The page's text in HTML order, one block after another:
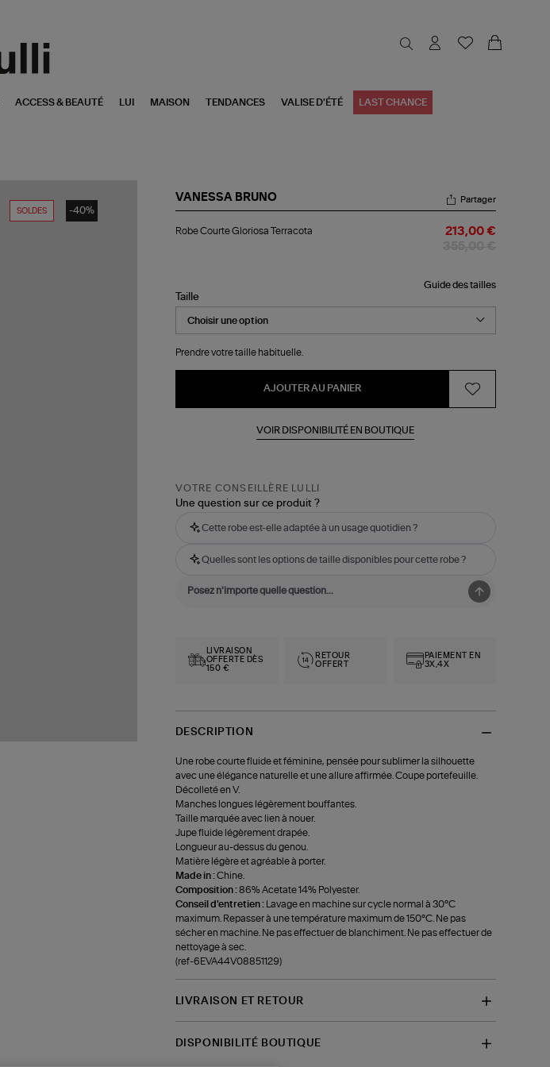
ACCESS & BEAUTÉ LUI MAISON TENDANCES VALISE D'ÉTÉ LAST CHANCE
SOLDES -40%
VANESSA BRUNO
Courte
Partager
Robe Courte Gloriosa Terracota 213,00 €
Guide des tailles
Taille
Prendre votre taille habituelle.
AJOUTER AU PANIER
VOIR DISPONIBILITÉ EN BOUTIQUE
VOTRE CONSEILLÈRE LULLI
Une question sur ce produit ?
Cette robe est-elle adaptée à un usage quotidien ?
Quelles sont les options de taille disponibles pour cette robe ?
LIVRAISON
OFFERTE DÈS
150 €
RETOUR
OFFERT
PAIEMENT EN
3X,4X
DESCRIPTION
Une robe courte fluide et féminine, pensée pour sublimer la silhouette
avec une élégance naturelle et une allure affirmée. Coupe portefeuille.
Décolleté en V.
Manches longues légèrement bouffantes.
Taille marquée avec lien à nouer.
Jupe fluide légèrement drapée.
Longueur au-dessus du genou.
Matière légère et agréable à porter.
Made in :Chine.
Composition :86% Acetate 14% Polyester.
Conseil d'entretien :
Lavage en machine sur cycle normal à 30°C
maximum. Repasser à une température maximum de 150°C. Ne pas
sécher en machine. Ne pas effectuer de blanchiment. Ne pas effectuer de
nettoyage à sec.
(ref-6EVA44V08851129)
LIVRAISON ET RETOUR
DISPONIBILITÉ BOUTIQUE